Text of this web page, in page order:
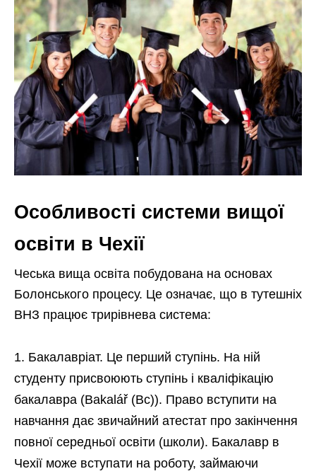
Особливості системи вищої
освіти в Чехії
Чеська вища освіта побудована на основах
Болонського процесу. Це означає, що в тутешніх
ВНЗ працює трирівнева система:
Бакалавріат. Це перший ступінь. На ній
студенту присвоюють ступінь і кваліфікацію
бакалавра (Bakalář (Bc)). Право вступити на
навчання дає звичайний атестат про закінчення
повної середньої освіти (школи). Бакалавр в
Чехії може вступати на роботу, займаючи